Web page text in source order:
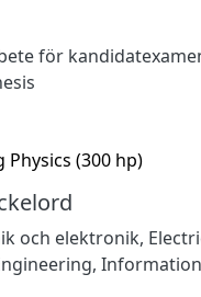
för
Physics (300 hp)
och elektronik,